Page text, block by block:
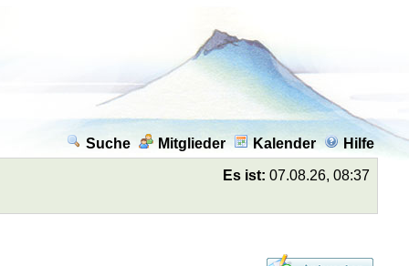
Suche Mitglieder Kalender Hilfe
Es ist: 07.08.26, 08:37